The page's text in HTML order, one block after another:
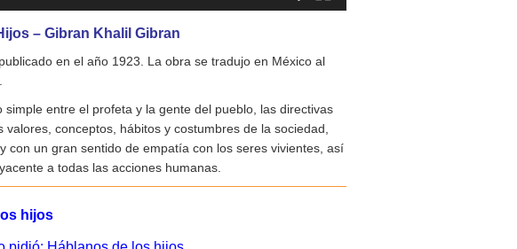
– Gibran Khalil Gibran
publicado en el año 1923. La obra se tradujo en México al
entre el profeta y la gente del pueblo, las directivas
conceptos, hábitos y costumbres de la sociedad,
con un gran sentido de empatía con los seres vivientes, así
a todas las acciones humanas.
hijos